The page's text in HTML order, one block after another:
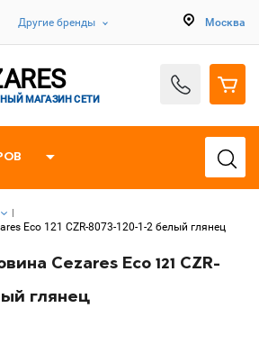
Другие бренды Москва
МАГАЗИН СЕТИ
Eco 121 CZR-8073-120-1-2 белый глянец
Cezares Eco 121 CZR-
глянец